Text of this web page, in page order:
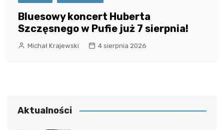
Bluesowy koncert Huberta
Szczęsnego w Pufie już 7 sierpnia!
Michał Krajewski 4 sierpnia 2026
Aktualności